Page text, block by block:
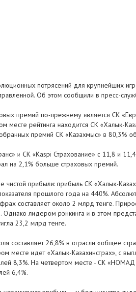
потрясений для крупнейших
Об этом сообщили в пресс-
премий по-прежнему является СК
рейтинга находится СК «Халык-
премий СК «Казахмыс» в 80,3%
и СК «Kaspi Страхование» с 11,8 и
на 2,1% больше страховых премий.
прибыли: прибыль СК «Халык-
прошлого года на 440%.
составляет около 2 млрд тенге.
лидером рэнкинга и в этом
23,2 млрд тенге.
составляет 26,8% в отрасли «общее
месте идет «Халык-Казахинстрах», с
8,3%. На четвертом месте - СК
6,4%.